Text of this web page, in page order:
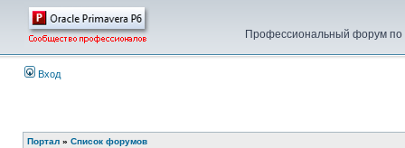
Профессиональный форум по
Вход
Портал » Список форумов